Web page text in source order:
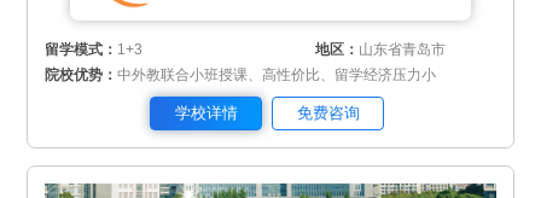
留学模式： 1+3 地区： 山东省青岛市
院校优势：中外教联合小班授课、高性价比、留学经济压力小
学校详情 免费咨询